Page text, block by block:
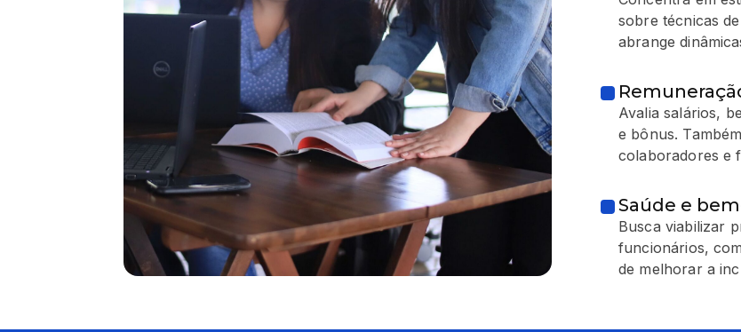
sobre técnicas
abrange
Avalia salários,
e bônus.
colaboradores e
Saúde e
Busca viabilizar
funcionários,
de melhorar a